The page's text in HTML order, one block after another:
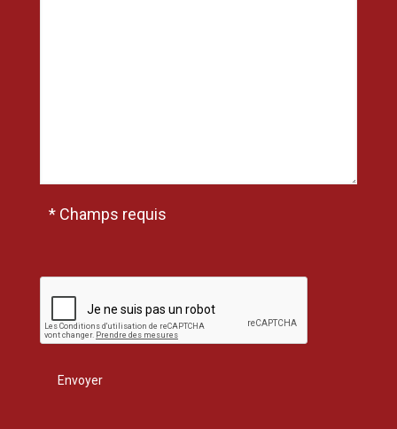
* Champs requis